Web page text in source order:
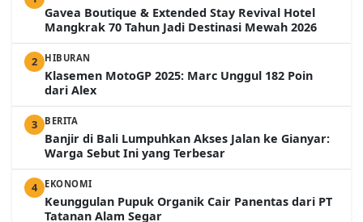
Gavea Boutique & Extended Stay Revival Hotel
Mangkrak 70 Tahun Jadi Destinasi Mewah 2026
2 HIBURAN
Klasemen MotoGP 2025: Marc Unggul 182 Poin
dari Alex
3 BERITA
Banjir di Bali Lumpuhkan Akses Jalan ke Gianyar:
Warga Sebut Ini yang Terbesar
4 EKONOMI
Keunggulan Pupuk Organik Cair Panentas dari PT
Tatanan Alam Segar